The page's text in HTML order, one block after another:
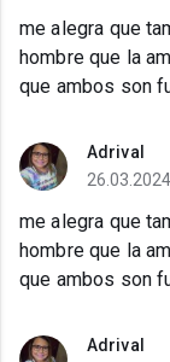
me alegra que
hombre que la
que ambos son
Adrival
me alegra que
hombre que la
que ambos son
Adrival